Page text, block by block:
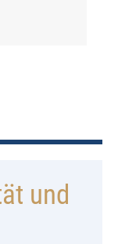
und